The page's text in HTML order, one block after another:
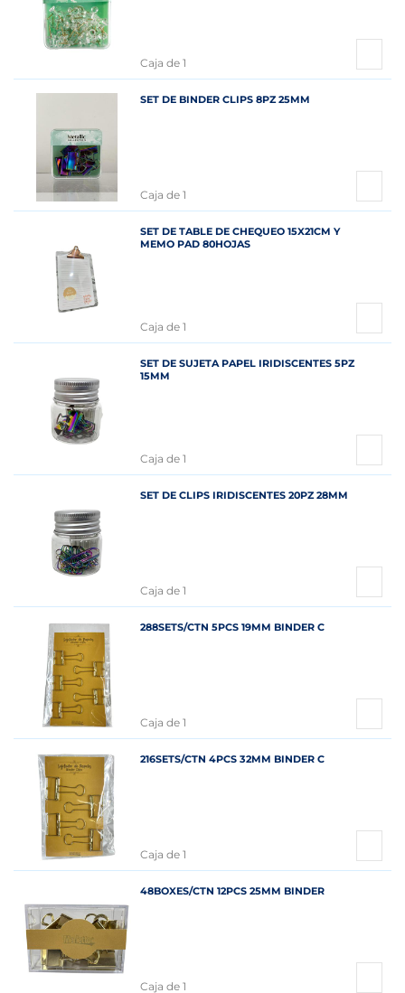
Caja de 1
SET DE BINDER CLIPS 8PZ 25MM
Caja de 1
SET DE TABLE DE CHEQUEO 15X21CM Y
MEMO PAD 80HOJAS
Caja de 1
SET DE SUJETA PAPEL IRIDISCENTES 5PZ
15MM
Caja de 1
SET DE CLIPS IRIDISCENTES 20PZ 28MM
Caja de 1
288SETS/CTN 5PCS 19MM BINDER C
Caja de 1
216SETS/CTN 4PCS 32MM BINDER C
Caja de 1
48BOXES/CTN 12PCS 25MM BINDER
Caja de 1